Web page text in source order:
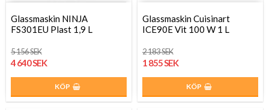
Glassmaskin NINJA
FS301EU Plast 1,9 L
5 156 SEK
4 640 SEK
KÖP
Glassmaskin Cuisinart
ICE90E Vit 100 W 1 L
2 183 SEK
1 855 SEK
KÖP